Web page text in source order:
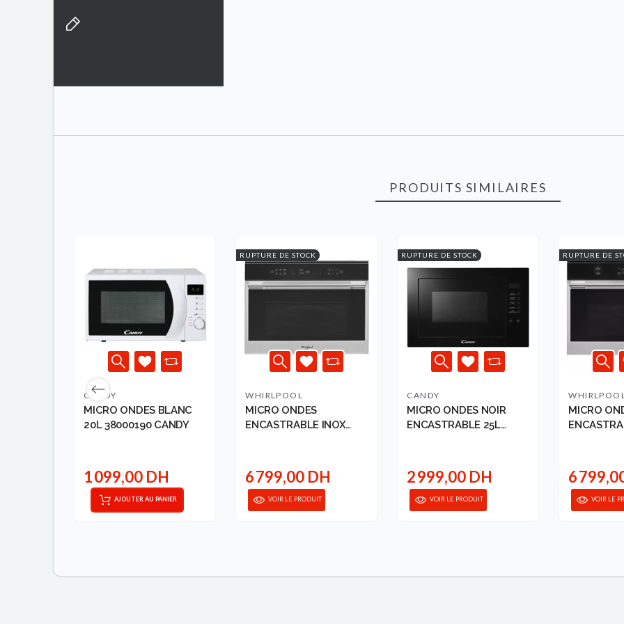
PRODUITS SIMILAIRES
CANDY
MICRO ONDES BLANC
20L 38000190 CANDY
1 099,00 DH
AJOUTER AU PANIER
RUPTURE DE STOCK
WHIRLPOOL
MICRO ONDES
ENCASTRABLE INOX
6 799,00 DH
VOIR LE PRODUIT
RUPTURE DE STOCK
CANDY
MICRO ONDES NOIR
ENCASTRABLE 25L
2 999,00 DH
VOIR LE PRODUIT
RUPTURE DE
MICRO
6
VOIR LE